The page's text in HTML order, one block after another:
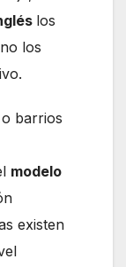
los
los
barrios
modelo
existen